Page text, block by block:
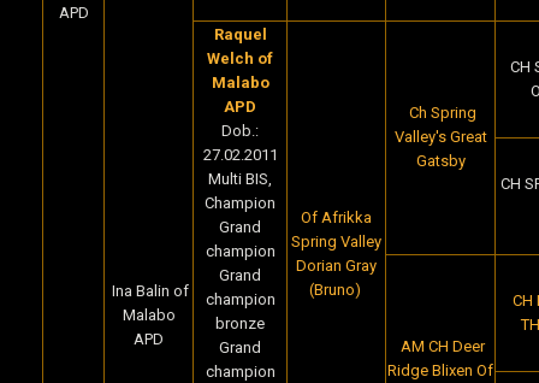
APD
Ina Balin of
Malabo
APD
Raquel
Welch of
Malabo
APD
Dob.:
27.02.2011
Multi BIS,
Champion
Grand
champion
Grand
champion
bronze
Grand
champion
Of Afrikka
Spring Valley
Dorian Gray
(Bruno)
Ch Spring
Valley's Great
Gatsby
CH
CH
AM CH Deer
Ridge Blixen Of
CH